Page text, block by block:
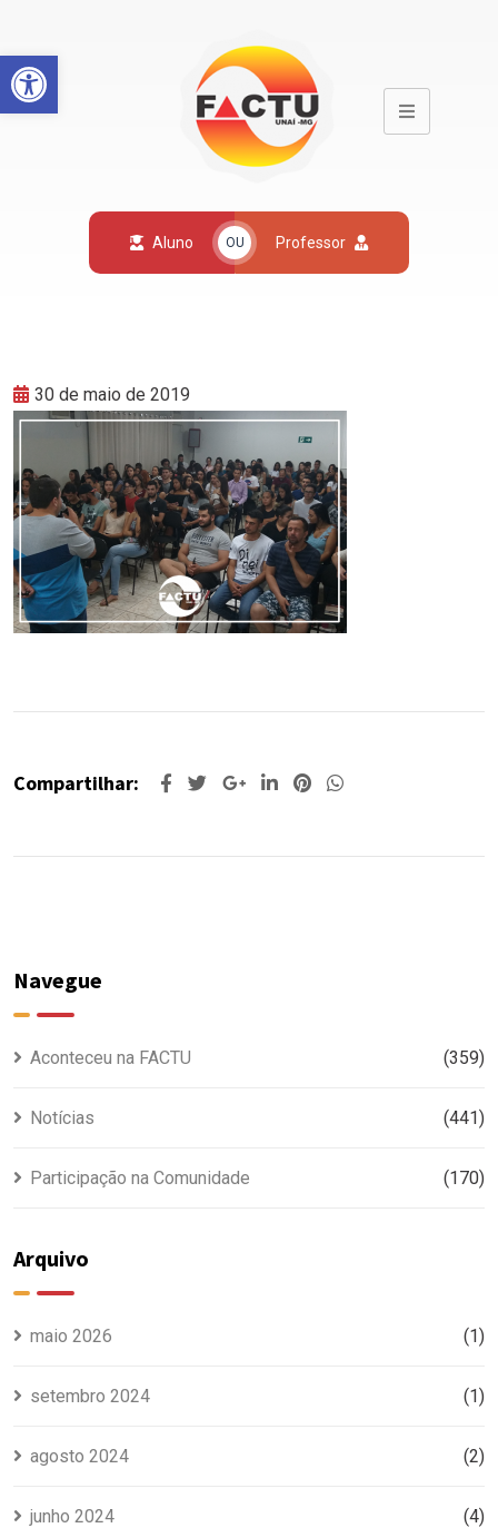
Open toolbar
Aluno OU Professor
30 de maio de 2019
Compartilhar:
Navegue
Aconteceu na FACTU (359)
Notícias (441)
Participação na Comunidade (170)
Arquivo
maio 2026 (1)
setembro 2024 (1)
agosto 2024 (2)
junho 2024 (4)